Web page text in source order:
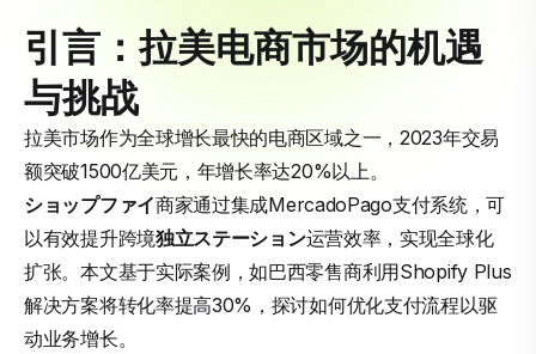
引言：拉美电商市场的机遇
与挑战
拉美市场作为全球增长最快的电商区域之一，2023年交易
额突破1500亿美元，年增长率达20%以上。
ショップファイ商家通过集成MercadoPago支付系统，可
以有效提升跨境独立ステーション运营效率，实现全球化
扩张。本文基于实际案例，如巴西零售商利用Shopify Plus
解决方案将转化率提高30%，探讨如何优化支付流程以驱
动业务增长。